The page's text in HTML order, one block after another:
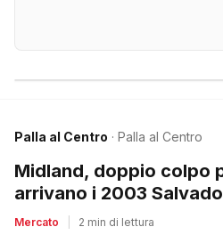
Palla al Centro · Palla al Centro
Midland, doppio colpo
arrivano i 2003
Mercato 2 min di lettura